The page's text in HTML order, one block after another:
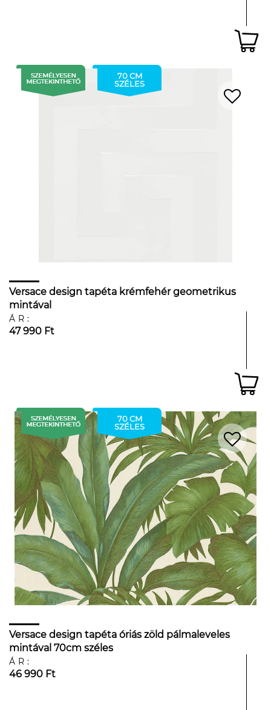
70 CM
SZÉLES
Versace design tapéta krémfehér geometrikus
mintával
ÁR:
47 990 Ft
70 CM
SZÉLES
Versace design tapéta óriás zöld pálmaleveles
mintával 70cm széles
ÁR:
46 990 Ft